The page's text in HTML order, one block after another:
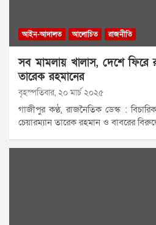
আইন-আদালত আলোচিত রাজনীতি
সব মামলায় খালাস, দেশে ফিরে
তারেক রহমানের
বৃহস্পতিবার, ২০ মার্চ ২০২৫
গাজীপুর কণ্ঠ, রাজনৈতিক ডেস্ক :
চেয়ারম্যান তারেক রহমান ও বাবরের